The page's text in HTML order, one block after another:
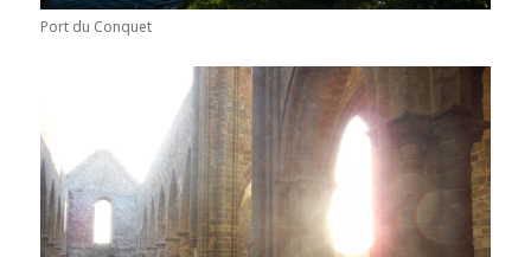
Port du Conquet